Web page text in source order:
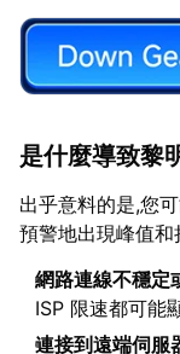
是什麼導致黎
出乎意料的是,您
預警地出現峰值
網路連線不穩定
ISP 限速都可能
連接到遠端伺服